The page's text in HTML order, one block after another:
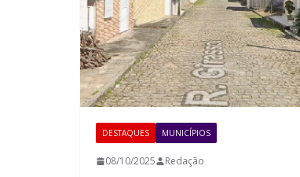
DESTAQUES MUNICÍPIOS
08/10/2025 Redação